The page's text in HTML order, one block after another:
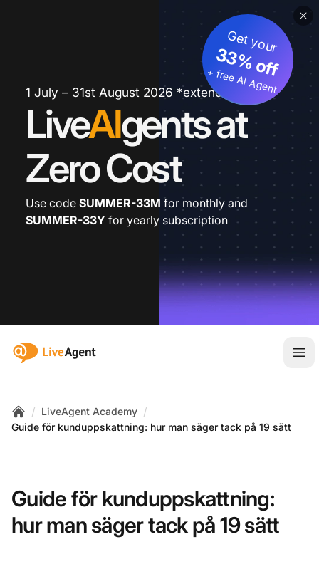
1 July – 31st August 2026 *extended
LiveAIgents at
Zero Cost
Get your
33% off
+ free AI Agent
Use code SUMMER-33M for monthly and
SUMMER-33Y for yearly subscription
:site.title
Home
/ LiveAgent Academy /
Guide för kunduppskattning: hur man säger tack på 19 sätt
Guide för kunduppskattning:
hur man säger tack på 19 sätt